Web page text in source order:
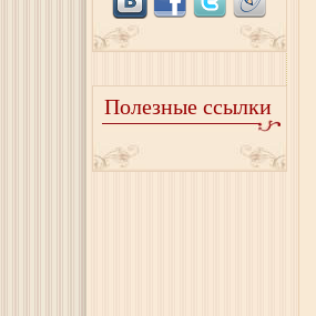
Полезные ссылки